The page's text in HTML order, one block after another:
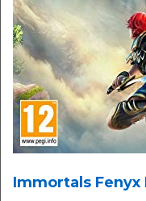
Immortals